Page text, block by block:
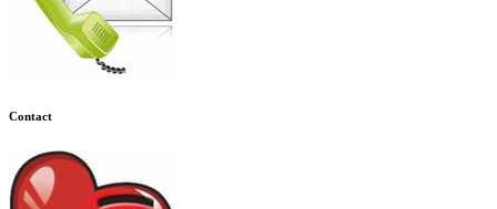
Contact